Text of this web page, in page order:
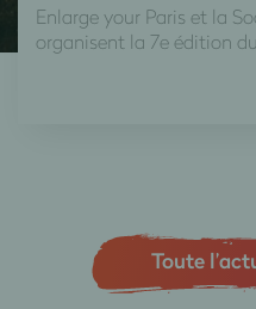
Enlarge your Paris et la
organisent la 7e édition
Toute